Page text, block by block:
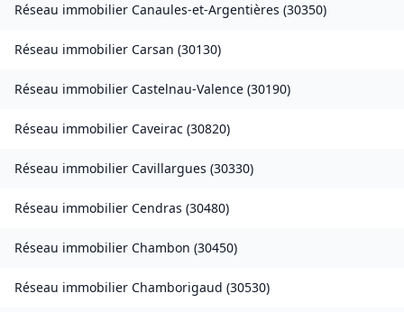
Réseau immobilier Canaules-et-Argentières (30350)
Réseau immobilier Carsan (30130)
Réseau immobilier Castelnau-Valence (30190)
Réseau immobilier Caveirac (30820)
Réseau immobilier Cavillargues (30330)
Réseau immobilier Cendras (30480)
Réseau immobilier Chambon (30450)
Réseau immobilier Chamborigaud (30530)